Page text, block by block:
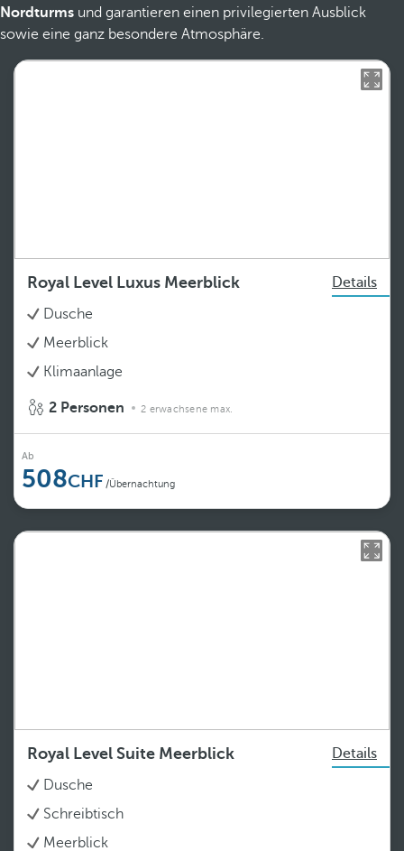
Nordturms und garantieren einen privilegierten Ausblick
sowie eine ganz besondere Atmosphäre.
Royal Level Luxus Meerblick
Details
Dusche
Meerblick
Klimaanlage
2 Personen 2 erwachsene max.
Ab
508 /Übernachtung
Royal Level Suite Meerblick
Details
Dusche
Schreibtisch
Meerblick